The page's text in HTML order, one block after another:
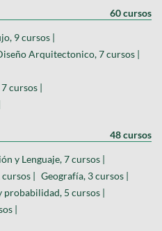
60 cursos
9 cursos |
Arquitectonico, 7 cursos |
cursos |
48 cursos
y Lenguaje, 7 cursos |
|
Geografía, 3 cursos |
probabilidad, 5 cursos |
|